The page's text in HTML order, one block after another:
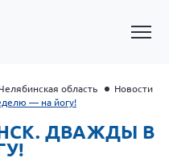
область
Новости
— на йогу!
ДВАЖДЫ В